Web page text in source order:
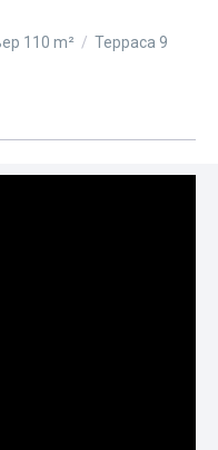
110 m² / Терраса 9